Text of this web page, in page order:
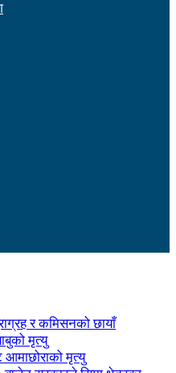
र कमिसनको छायाँ
मृत्यु
आमाछोराको मृत्यु